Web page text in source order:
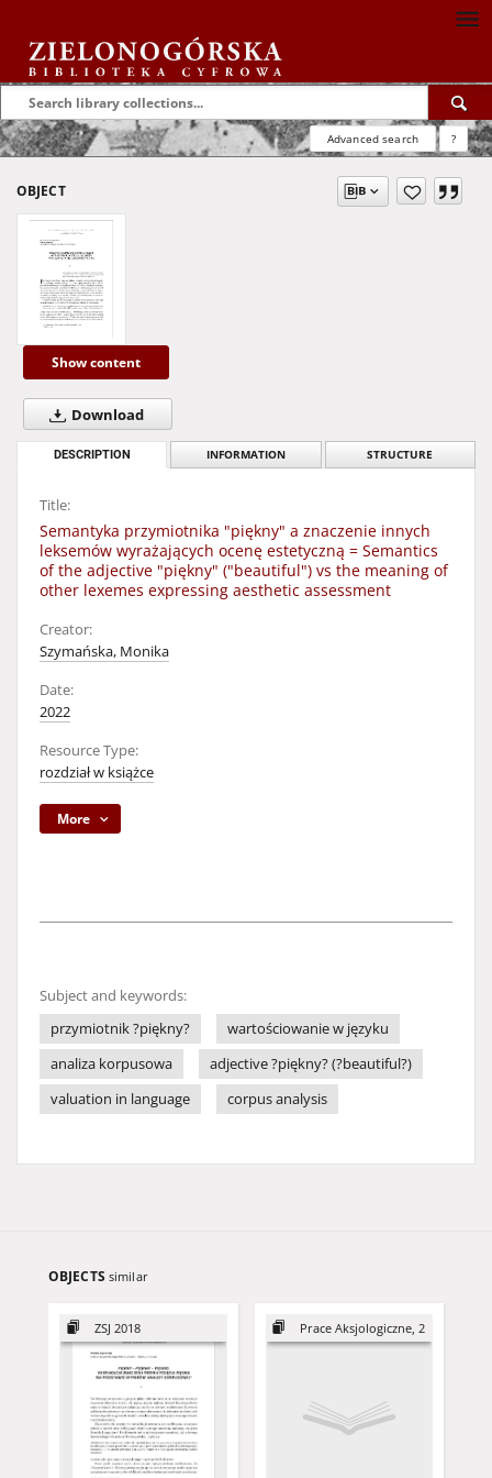
Advanced search ?
OBJECT
Show content
Download
DESCRIPTION INFORMATION STRUCTURE
Title:
Semantyka przymiotnika "piękny" a znaczenie innych
leksemów wyrażających ocenę estetyczną = Semantics
of the adjective "piękny" ("beautiful") vs the meaning of
other lexemes expressing aesthetic assessment
Creator:
Szymańska, Monika
Date:
2022
Resource Type:
rozdział w książce
More
Subject and keywords:
przymiotnik ?piękny?
wartościowanie w języku
analiza korpusowa
adjective ?piękny? (?beautiful?)
valuation in language
corpus analysis
OBJECTS similar
ZSJ 2018 Prace Aksjologiczne, 2